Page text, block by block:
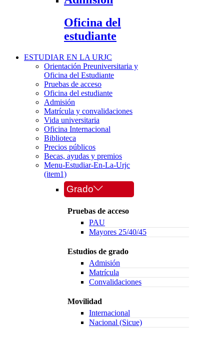
Oficina del
estudiante
ESTUDIAR EN LA URJC
Orientación Preuniversitaria y
Oficina del Estudiante
Pruebas de acceso
Oficina del estudiante
Admisión
Matrícula y convalidaciones
Vida universitaria
Oficina Internacional
Biblioteca
Precios públicos
Becas, ayudas y premios
Menu-Estudiar-En-La-Urjc
(item1)
Grado
Pruebas de acceso
PAU
Mayores 25/40/45
Estudios de grado
Admisión
Matrícula
Convalidaciones
Movilidad
Internacional
Nacional (Sicue)